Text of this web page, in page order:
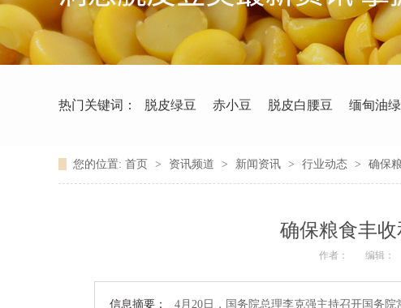
热门关键词： 脱皮绿豆 赤小豆 脱皮白腰豆 缅甸油
您的位置: 首页 > 资讯频道 > 新闻资讯 > 行业动态 > 确保
确保粮食丰
作者： 编辑：
信息摘要： 4月20日，国务院总理李克强主持召开国务